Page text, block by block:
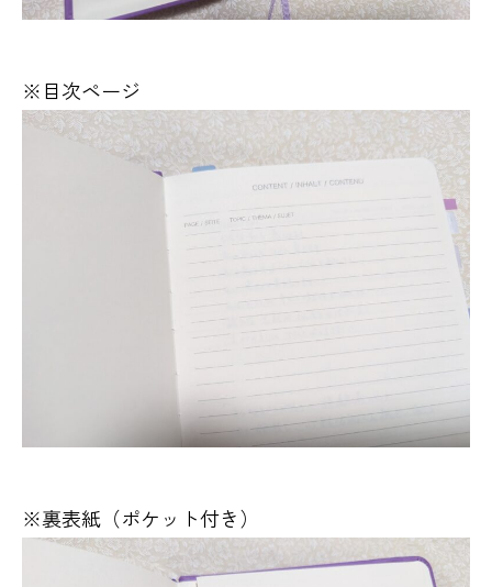
※目次ページ
※裏表紙（ポケット付き）